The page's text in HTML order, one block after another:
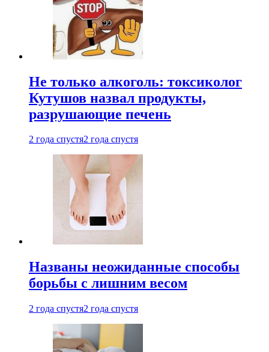
Не только алкоголь: токсиколог
Кутушов назвал продукты,
разрушающие печень
2 года спустя2 года спустя
Названы неожиданные способы
борьбы с лишним весом
2 года спустя2 года спустя